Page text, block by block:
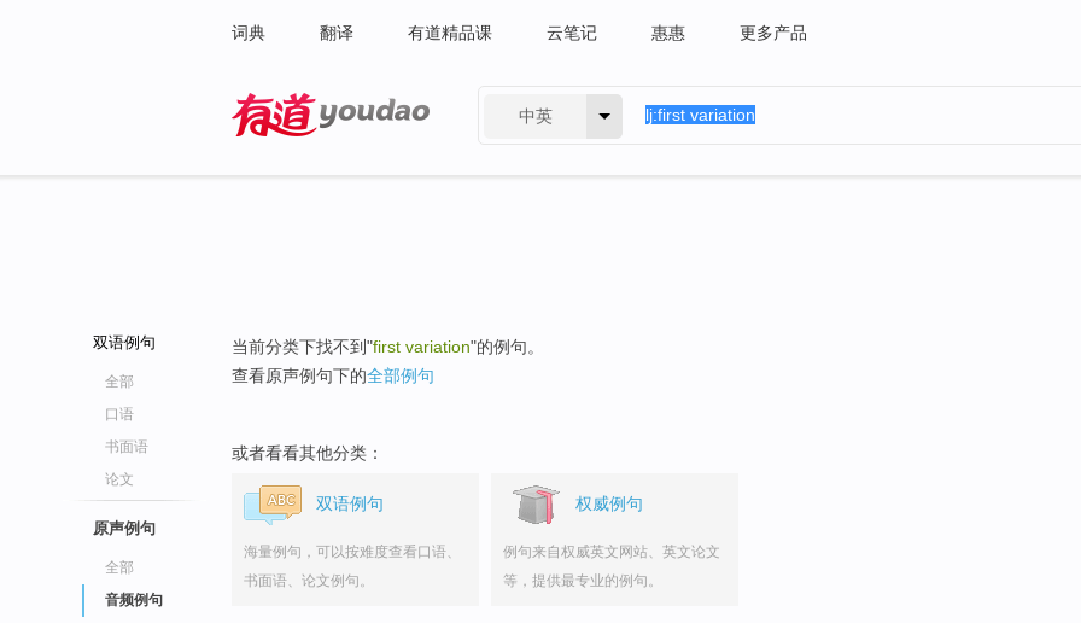
词典 翻译 有道精品课 云笔记 惠惠 更多产品
中英
双语例句
全部
口语
书面语
论文
原声例句
全部
音频例句
当前分类下找不到"first variation"的例句。
查看原声例句下的全部例句
或者看看其他分类：
双语例句
海量例句，可以按难度查看口语、
书面语、论文例句。
权威例句
例句来自权威英文网站、英文论文
等，提供最专业的例句。